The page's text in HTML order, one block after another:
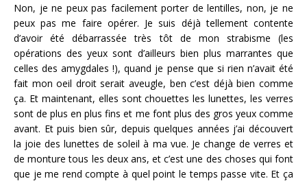
Non, je ne peux pas facilement porter de lentilles, non, je ne
peux pas me faire opérer. Je suis déjà tellement contente
d’avoir été débarrassée très tôt de mon strabisme (les
opérations des yeux sont d’ailleurs bien plus marrantes que
celles des amygdales !), quand je pense que si rien n’avait été
fait mon oeil droit serait aveugle, ben c’est déjà bien comme
ça. Et maintenant, elles sont chouettes les lunettes, les verres
sont de plus en plus fins et me font plus des gros yeux comme
avant. Et puis bien sûr, depuis quelques années j’ai découvert
la joie des lunettes de soleil à ma vue. Je change de verres et
de monture tous les deux ans, et c’est une des choses qui font
que je me rend compte à quel point le temps passe vite. Et ça